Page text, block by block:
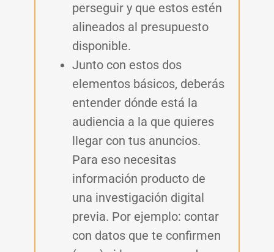
perseguir y que estos estén
alineados al presupuesto
disponible.
Junto con estos dos
elementos básicos, deberás
entender dónde está la
audiencia a la que quieres
llegar con tus anuncios.
Para eso necesitas
información producto de
una investigación digital
previa. Por ejemplo: contar
con datos que te confirmen